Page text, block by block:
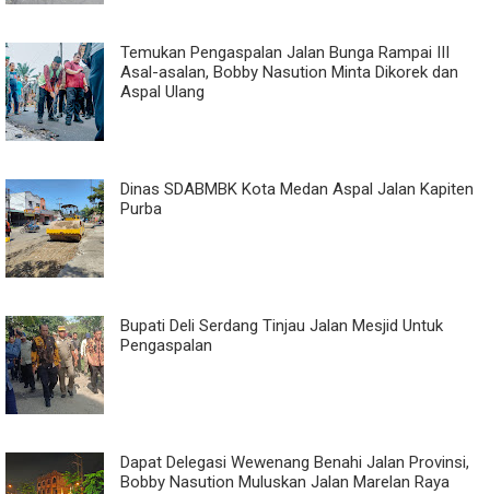
Temukan Pengaspalan Jalan Bunga Rampai III
Asal-asalan, Bobby Nasution Minta Dikorek dan
Aspal Ulang
Dinas SDABMBK Kota Medan Aspal Jalan Kapiten
Purba
Bupati Deli Serdang Tinjau Jalan Mesjid Untuk
Pengaspalan
Dapat Delegasi Wewenang Benahi Jalan Provinsi,
Bobby Nasution Muluskan Jalan Marelan Raya